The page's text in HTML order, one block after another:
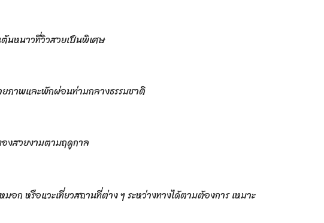
นหนาวที่วิวสวยเป็นพิเศษ
ภาพและพักผ่อนท่ามกลางธรรมชาติ
งสวยงามตามฤดูกาล
อก หรือแวะเที่ยวสถานที่ต่าง ๆ ระหว่างทางได้ตามต้องการ เหมาะ